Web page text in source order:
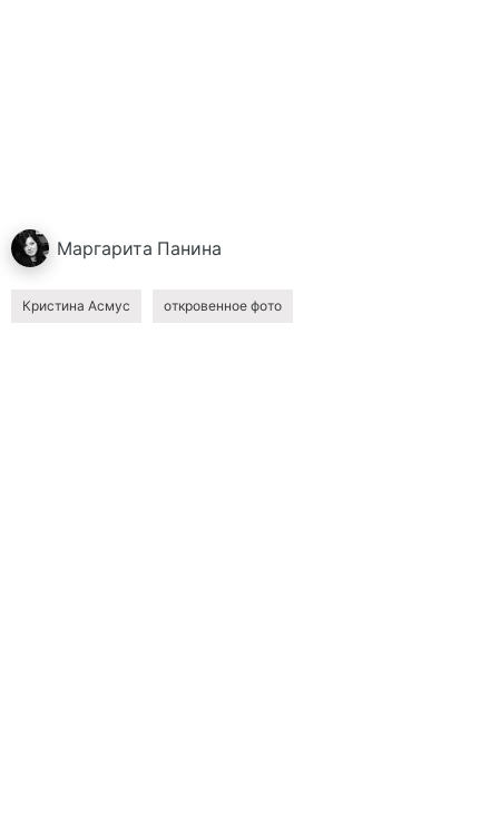
Маргарита Панина
Кристина Асмус откровенное фото